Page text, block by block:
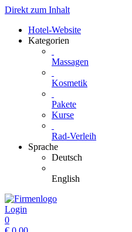
Direkt zum Inhalt
Hotel-Website
Kategorien
Massagen
Kosmetik
Pakete
Kurse
Rad-Verleih
Sprache
Deutsch
English
Login
0